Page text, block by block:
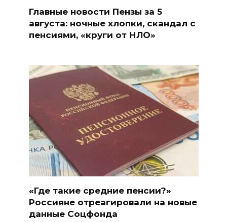
Главные новости Пензы за 5
августа: ночные хлопки, скандал с
пенсиями, «круги от НЛО»
«Где такие средние пенсии?»
Россияне отреагировали на новые
данные Соцфонда